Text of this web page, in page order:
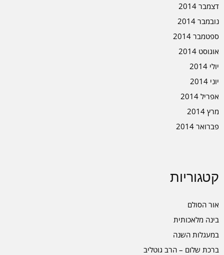
דצמבר 2014
נובמבר 2014
ספטמבר 2014
אוגוסט 2014
יולי 2014
יוני 2014
אפריל 2014
מרץ 2014
פברואר 2014
קטגוריות
אור הסולם
בינה מלאכותית
במעגלות השנה
ברכת שלום – הרב גוטליב